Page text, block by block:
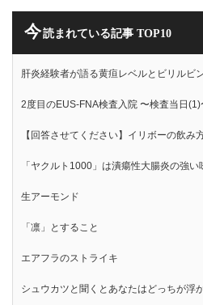
今読まれている記事 TOP10
肝炎経験者が語る黄疸レベルとビリルビ
2度目のEUS-FNA検査入院 〜検査当日(1)
【回答させてください】イリボーの飲み
「ヤクルト1000」は潰瘍性大腸炎の強い
生アーモンド
「凛」とすること
エアフラのストライキ
シュウカツと聞くとあなたはどっちが浮